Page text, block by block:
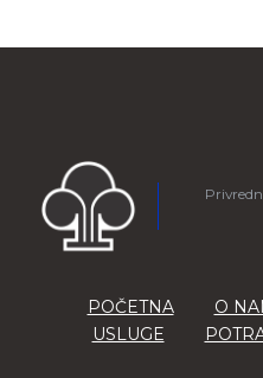
POČETNA O
USLUGE